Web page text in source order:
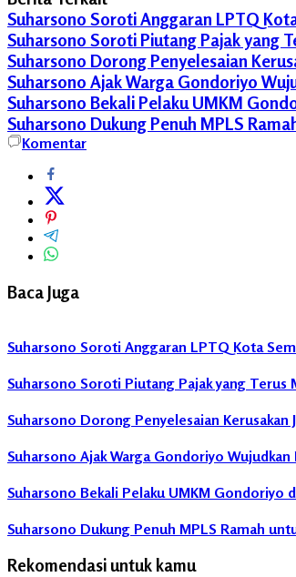
Suharsono Soroti Anggaran LPTQ
Suharsono Soroti Piutang Pajak yang
Suharsono Dorong Penyelesaian
Suharsono Ajak Warga Gondoriyo
Suharsono Bekali Pelaku UMKM
Suharsono Dukung Penuh MPLS
AfifKomentar
Baca Juga
Suharsono Soroti Anggaran LPTQ Kota
Suharsono Soroti Piutang Pajak yang
Suharsono Dorong Penyelesaian Kerusakan
Suharsono Ajak Warga Gondoriyo
Suharsono Bekali Pelaku UMKM Gondoriyo
Suharsono Dukung Penuh MPLS Ramah
Rekomendasi untuk kamu